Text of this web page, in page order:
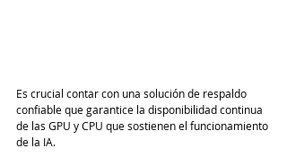
Es crucial contar con una solución de respaldo
confiable que garantice la disponibilidad continua
de las GPU y CPU que sostienen el funcionamiento
de la IA.